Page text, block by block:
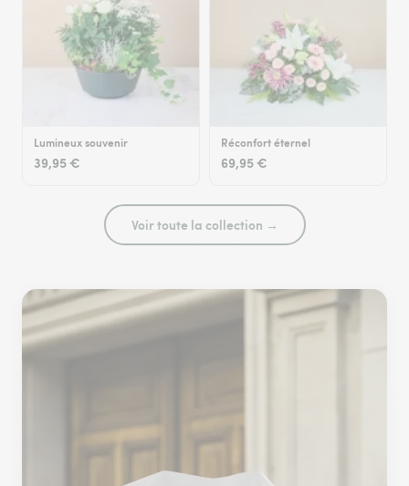
Lumineux souvenir
39,95 €
Réconfort éternel
69,95 €
Voir toute la collection →